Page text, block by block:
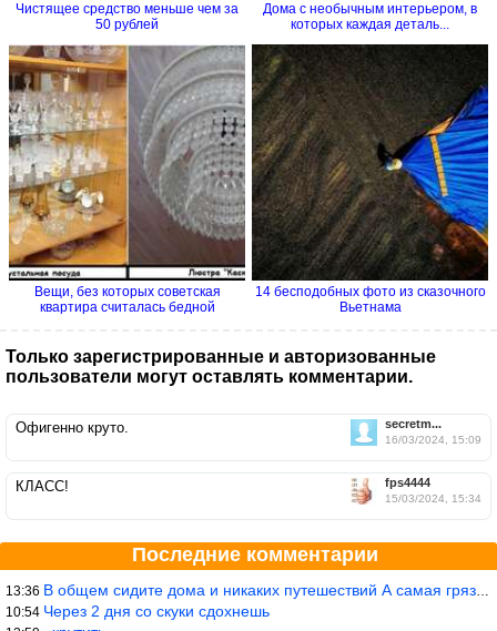
Чистящее средство меньше чем за
50 рублей
Дома с необычным интерьером, в
которых каждая деталь...
Вещи, без которых советская
квартира считалась бедной
14 бесподобных фото из сказочного
Вьетнама
Только зарегистрированные и авторизованные
пользователи могут оставлять комментарии.
secretm...
16/03/2024, 15:09
Офигенно круто.
fps4444
15/03/2024, 15:34
КЛАСС!
Последние комментарии
13:36 В общем сидите дома и никаких путешествий А самая грязная в от
10:54 Через 2 дня со скуки сдохнешь